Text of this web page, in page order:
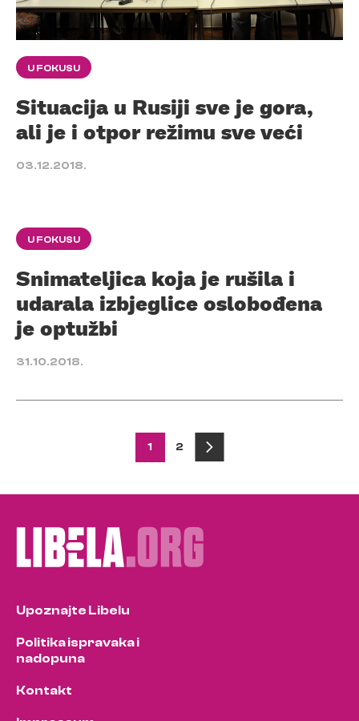
U FOKUSU
Situacija u Rusiji sve je gora,
ali je i otpor režimu sve veći
03.12.2018.
U FOKUSU
Snimateljica koja je rušila i
udarala izbjeglice oslobođena
je optužbi
31.10.2018.
pagination
1 2
Upoznajte Libelu
Politika ispravaka i
nadopuna
Kontakt